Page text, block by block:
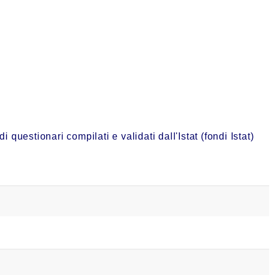
questionari compilati e validati dall'Istat (fondi Istat)